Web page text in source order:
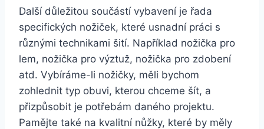
Další důležitou součástí vybavení je řada
specifických nožiček, které usnadní práci s
různými ‍technikami šití. Například nožička pro
lem, nožička pro výztuž, nožička pro zdobení
atd. Vybíráme-li nožičky, měli bychom
zohlednit typ obuvi, kterou chceme šít, a
přizpůsobit je potřebám ⁤daného projektu.
Pamějte také na kvalitní nůžky, které by měly